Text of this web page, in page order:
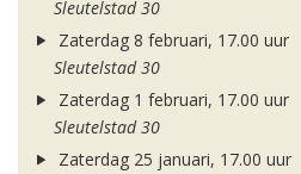
Sleutelstad 30
Zaterdag 8 februari, 17.00 uur
Sleutelstad 30
Zaterdag 1 februari, 17.00 uur
Sleutelstad 30
Zaterdag 25 januari, 17.00 uur